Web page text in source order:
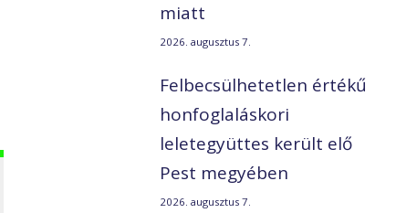
miatt
2026. augusztus 7.
Felbecsülhetetlen értékű
honfoglaláskori
leletegyüttes került elő
Pest megyében
2026. augusztus 7.